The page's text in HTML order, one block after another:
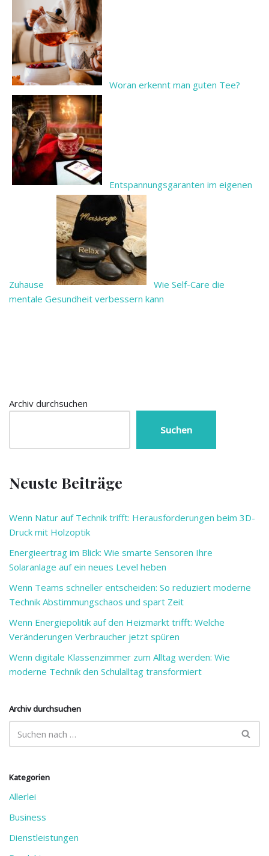
Woran erkennt man guten Tee?
Entspannungsgaranten im eigenen
Zuhause
Wie Self-Care die
mentale Gesundheit verbessern kann
Archiv durchsuchen
Suchen
Neuste Beiträge
Wenn Natur auf Technik trifft: Herausforderungen beim 3D-
Druck mit Holzoptik
Energieertrag im Blick: Wie smarte Sensoren Ihre
Solaranlage auf ein neues Level heben
Wenn Teams schneller entscheiden: So reduziert moderne
Technik Abstimmungschaos und spart Zeit
Wenn Energiepolitik auf den Heizmarkt trifft: Welche
Veränderungen Verbraucher jetzt spüren
Wenn digitale Klassenzimmer zum Alltag werden: Wie
moderne Technik den Schulalltag transformiert
Archiv durchsuchen
Kategorien
Allerlei
Business
Dienstleistungen